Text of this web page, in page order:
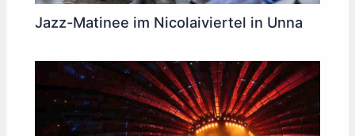
Jazz-Matinee im Nicolaiviertel in Unna